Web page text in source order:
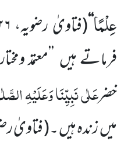
عِلْمًا‘‘
(فتاویٰ رضویہ،
فرماتے ہیں ’’معتمد
خضرعَلٰی نَبِیِّنَا وَعَلَیْہِ
میںزندہ ہیں ۔(فتاویٰ